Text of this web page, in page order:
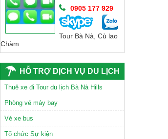
0905 177 929
Tour Bà Nà, Cù lao
Chàm
HỖ TRỢ DỊCH VỤ DU LỊCH
Thuê xe đi Tour du lịch Bà Nà Hills
Phòng vé máy bay
Vé xe bus
Tổ chức Sự kiện
CHÙA LINH ỨNG SƠN TRÀ